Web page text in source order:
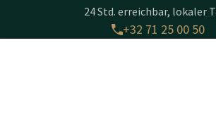
24 Std. erreichbar, lokaler
+32 71 25 00 50